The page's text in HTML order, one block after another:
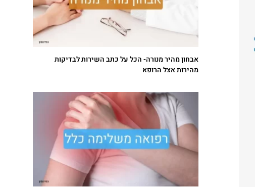
אבחון מהיר מנורה- הכל על כתב השירות לבדיקות
מהירות אצל הרופא